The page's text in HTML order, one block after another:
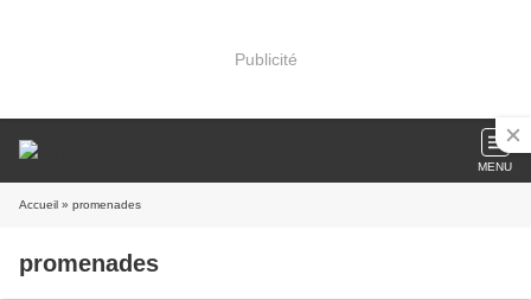
Publicité
MENU
Accueil » promenades
promenades